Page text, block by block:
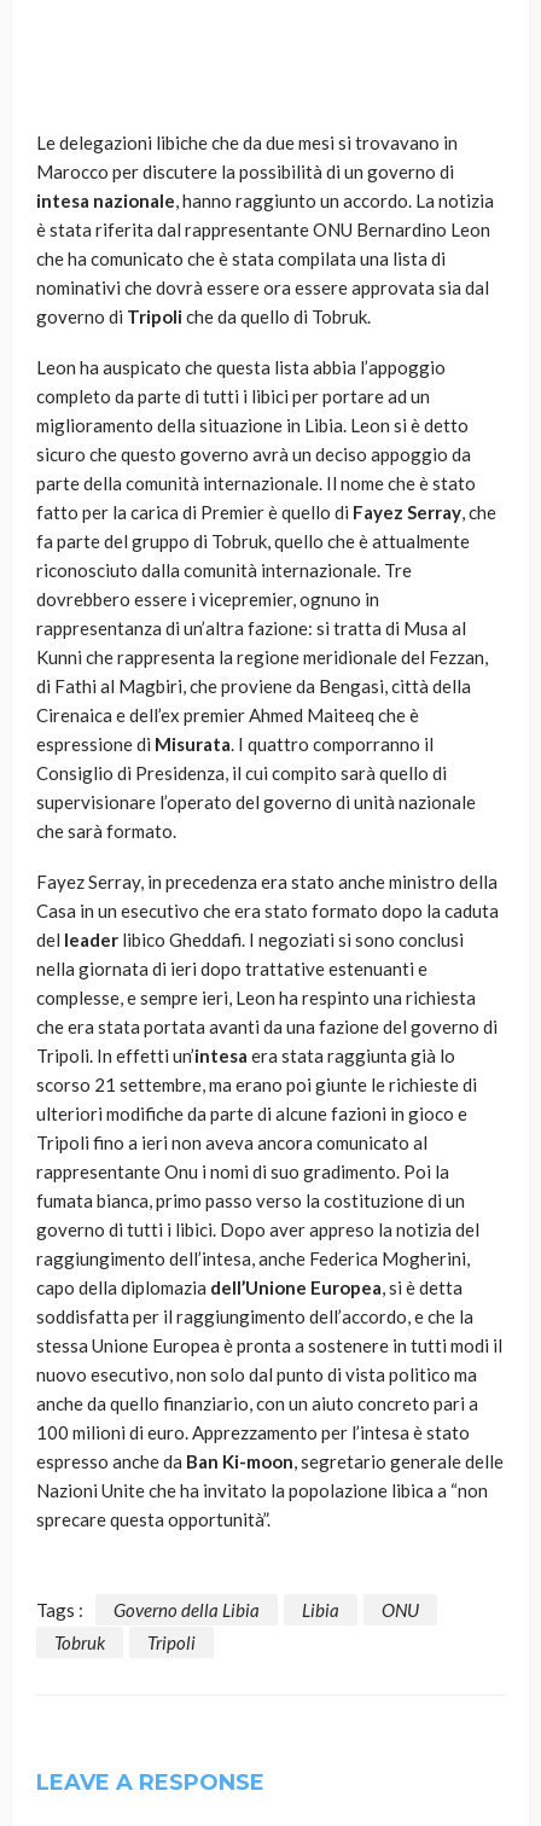
Le delegazioni libiche che da due mesi si trovavano in
Marocco per discutere la possibilità di un governo di
intesa nazionale, hanno raggiunto un accordo. La notizia
è stata riferita dal rappresentante ONU Bernardino Leon
che ha comunicato che è stata compilata una lista di
nominativi che dovrà essere ora essere approvata sia dal
governo di Tripoliche da quello di Tobruk.
Leon ha auspicato che questa lista abbia l’appoggio
completo da parte di tutti i libici per portare ad un
miglioramento della situazione in Libia. Leon si è detto
sicuro che questo governo avrà un deciso appoggio da
parte della comunità internazionale. Il nome che è stato
fatto per la carica di Premier è quello di Fayez Serray, che
fa parte del gruppo di Tobruk, quello che è attualmente
riconosciuto dalla comunità internazionale. Tre
dovrebbero essere i vicepremier, ognuno in
rappresentanza di un’altra fazione: si tratta di Musa al
Kunni che rappresenta la regione meridionale del Fezzan,
di Fathi al Magbiri, che proviene da Bengasi, città della
Cirenaica e dell’ex premier Ahmed Maiteeq che è
espressione di Misurata. I quattro comporranno il
Consiglio di Presidenza, il cui compito sarà quello di
supervisionare l’operato del governo di unità nazionale
che sarà formato.
Fayez Serray, in precedenza era stato anche ministro della
Casa in un esecutivo che era stato formato dopo la caduta
del leader libico Gheddafi. I negoziati si sono conclusi
nella giornata di ieri dopo trattative estenuanti e
complesse, e sempre ieri, Leon ha respinto una richiesta
che era stata portata avanti da una fazione del governo di
Tripoli. In effetti un’intesa era stata raggiunta già lo
scorso 21 settembre, ma erano poi giunte le richieste di
ulteriori modifiche da parte di alcune fazioni in gioco e
Tripoli fino a ieri non aveva ancora comunicato al
rappresentante Onu i nomi di suo gradimento. Poi la
fumata bianca, primo passo verso la costituzione di un
governo di tutti i libici. Dopo aver appreso la notizia del
raggiungimento dell’intesa, anche Federica Mogherini,
capo della diplomazia dell’Unione Europea, si è detta
soddisfatta per il raggiungimento dell’accordo, e che la
stessa Unione Europea è pronta a sostenere in tutti modi il
nuovo esecutivo, non solo dal punto di vista politico ma
anche da quello finanziario, con un aiuto concreto pari a
100 milioni di euro. Apprezzamento per l’intesa è stato
espresso anche da Ban Ki-moon, segretario generale delle
Nazioni Unite che ha invitato la popolazione libica a “non
sprecare questa opportunità”.
Tags : Governo della Libia Libia
ONU
Tobruk
Tripoli
LEAVE A RESPONSE